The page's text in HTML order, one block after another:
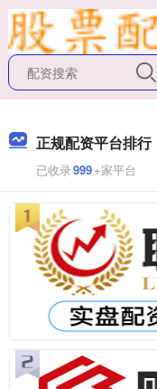
正规配资平台排行
已收录999+家平台